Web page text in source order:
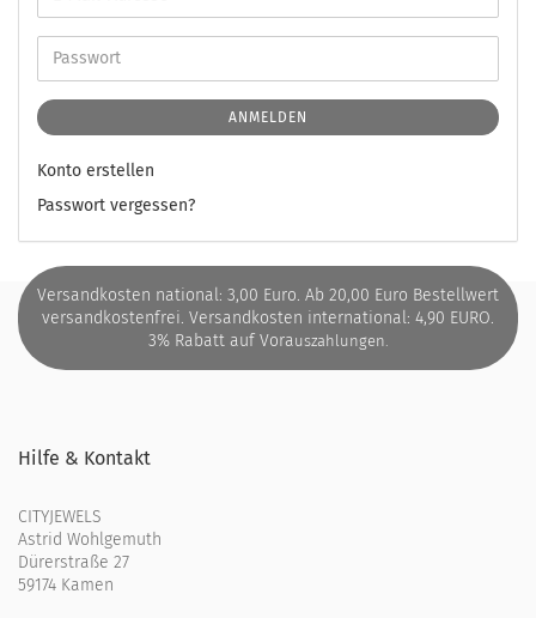
ANMELDEN
Konto erstellen
Passwort vergessen?
Versandkosten national: 3,00 Euro. Ab 20,00 Euro Bestellwert
versandkostenfrei. Versandkosten international: 4,90 EURO.
3% Rabatt auf Vorauszahlungen.
Hilfe & Kontakt
CITYJEWELS
Astrid Wohlgemuth
Dürerstraße 27
59174 Kamen